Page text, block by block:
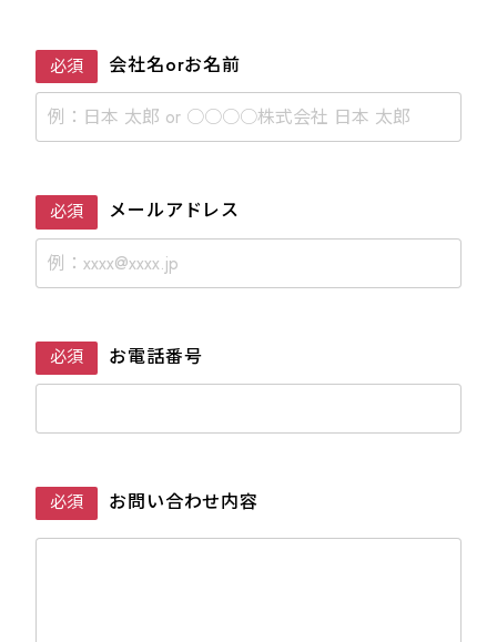
必須 会社名orお名前
必須 メールアドレス
必須 お電話番号
必須 お問い合わせ内容